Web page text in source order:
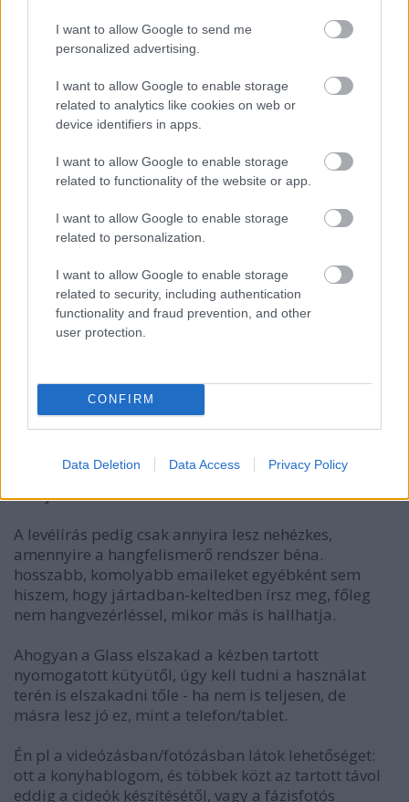
I want to allow Google to send me
personalized advertising.
I want to allow Google to enable storage
related to analytics like cookies on web or
device identifiers in apps.
I want to allow Google to enable storage
related to functionality of the website or app.
I want to allow Google to enable storage
related to personalization.
I want to allow Google to enable storage
related to security, including authentication
functionality and fraud prevention, and other
user protection.
CONFIRM
Data Deletion Data Access Privacy Policy
Xebulon
13 éve
Egy szélesebb okos-karórában lehetne integrálni a
xylon
13 éve
van rajta kamera, a kezed mozgasabol olyan
interfacet csinalsz amilyet jonak latsz. Ultimate
keyboard.
KZsuzsa
13 éve
Nem gondolom, hogy egy ilyen eszköz kell, hogy
tudjon bonyolultabb dolgokat. Nem hiszem, hogy a
képet komolyabb editálásnak akarnád alávetni ezen
a "kijelzőn".
A levélírás pedig csak annyira lesz nehézkes,
amennyire a hangfelismerő rendszer béna.
hosszabb, komolyabb emaileket egyébként sem
hiszem, hogy jártadban-keltedben írsz meg, főleg
nem hangvezérléssel, mikor más is hallhatja.
Ahogyan a Glass elszakad a kézben tartott
nyomogatott kütyütől, úgy kell tudni a használat
terén is elszakadni tőle - ha nem is teljesen, de
másra lesz jó ez, mint a telefon/tablet.
Én pl a videózásban/fotózásban látok lehetőséget:
ott a konyhablogom, és többek közt az tartott távol
eddig a cideók készítésétől, vagy a fázisfotós